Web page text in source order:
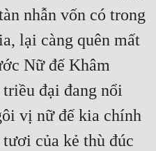
nhẫn vốn có trong
lại càng quên mất
Nữ đế Khâm
đại đang nổi
vị nữ đế kia chính
của kẻ thù đúc